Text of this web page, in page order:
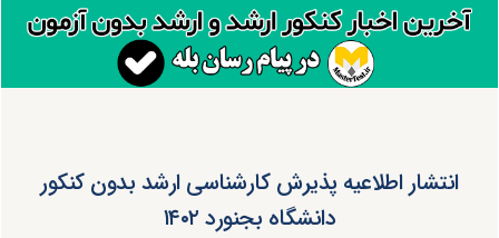
انتشار اطلاعیه پذیرش کارشناسی ارشد بدون کنکور
دانشگاه بجنورد ۱۴۰۲